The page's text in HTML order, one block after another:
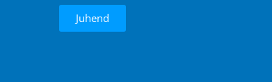
Juhend